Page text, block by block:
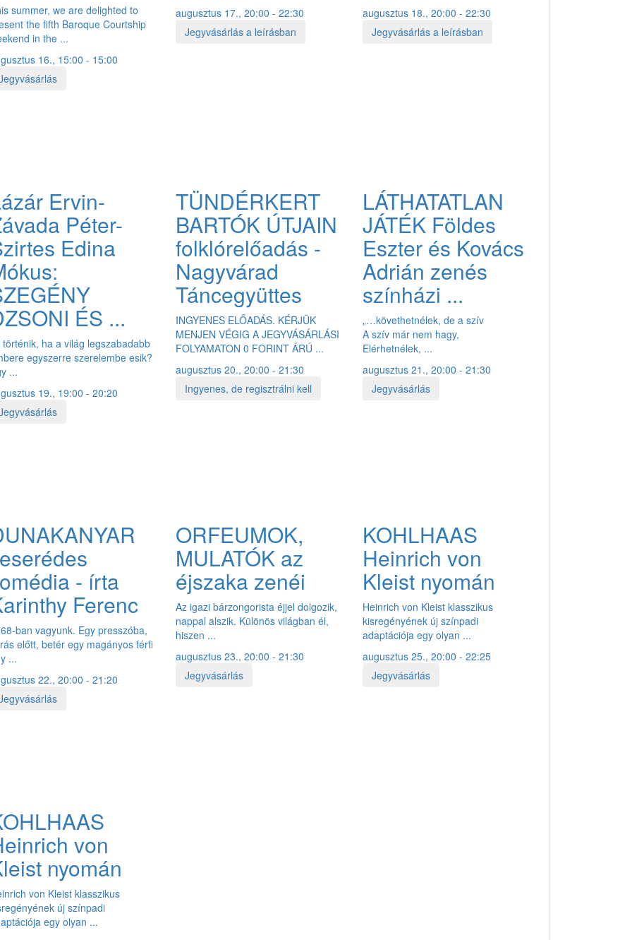
summer, we are delighted to
the fifth Baroque Courtship
in the ...
16., 15:00 - 15:00
augusztus 17., 20:00 - 22:30
Jegyvásárlás a leírásban
augusztus 18., 20:00 - 22:30
Jegyvásárlás a leírásban
Ervin-
Péter-
Edina
ÉS ...
történik, ha a világ legszabadabb
egyszerre szerelembe esik?
...
19., 19:00 - 20:20
TÜNDÉRKERT
BARTÓK ÚTJAIN
folklórelőadás -
Nagyvárad
Táncegyüttes
INGYENES ELŐADÁS. KÉRJÜK
MENJEN VÉGIG A JEGYVÁSÁRLÁSI
FOLYAMATON 0 FORINT ÁRÚ ...
augusztus 20., 20:00 - 21:30
Ingyenes, de regisztrálni kell
LÁTHATATLAN
JÁTÉK Földes
Eszter és Kovács
Adrián zenés
színházi ...
„…követhetnélek, de a szív
A szív már nem hagy,
Elérhetnélek, ...
augusztus 21., 20:00 - 21:30
Jegyvásárlás
- írta
Ferenc
ban vagyunk. Egy presszóba,
előtt, betér egy magányos férfi
...
22., 20:00 - 21:20
ORFEUMOK,
MULATÓK az
éjszaka zenéi
Az igazi bárzongorista éjjel dolgozik,
nappal alszik. Különös világban él,
hiszen ...
augusztus 23., 20:00 - 21:30
Jegyvásárlás
KOHLHAAS
Heinrich von
Kleist nyomán
Heinrich von Kleist klasszikus
kisregényének új színpadi
adaptációja egy olyan ...
augusztus 25., 20:00 - 22:25
Jegyvásárlás
von
nyomán
von Kleist klasszikus
új színpadi
egy olyan ...